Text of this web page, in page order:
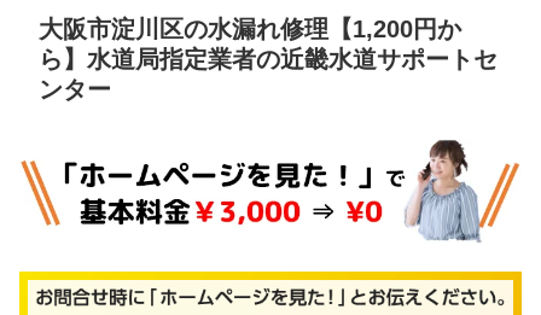
大阪市淀川区の水漏れ修理【1,200円か
ら】水道局指定業者の近畿水道サポートセ
ンター